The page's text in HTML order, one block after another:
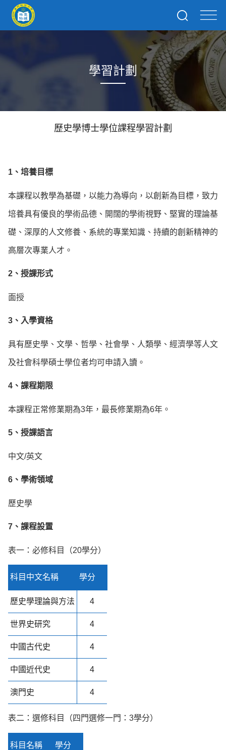
學習計劃
歷史學博士學位課程學習計劃
1、培養目標
本課程以教學為基礎，以能力為導向，以創新為目標，致力
培養具有優良的學術品德、開闊的學術視野、堅實的理論基
礎、深厚的人文修養、系統的專業知識、持續的創新精神的
高層次專業人才。
2、授課形式
面授
3、入學資格
具有歷史學、文學、哲學、社會學、人類學、經濟學等人文
及社會科學碩士學位者均可申請入讀。
4、課程期限
本課程正常修業期為3年，最長修業期為6年。
5、授課語言
中文/英文
6、學術領域
歷史學
7、課程設置
表一：必修科目（20學分）
科目中文名稱 學分
歷史學理論與方法 4
世界史研究 4
中國古代史 4
中國近代史 4
澳門史 4
表二：選修科目（四門選修一門：3學分）
科目名稱 學分